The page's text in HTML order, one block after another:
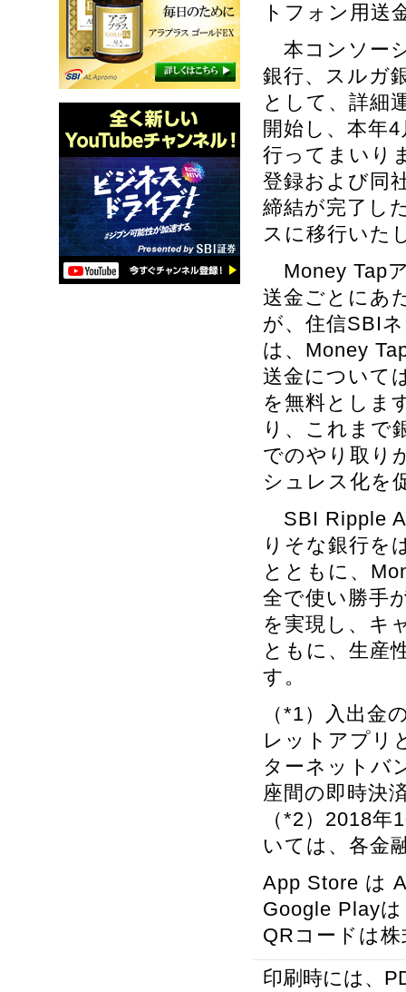
トフォン用送
本コンソー
銀行、スルガ
として、詳細
開始し、本年
行ってまいり
登録および同
締結が完了し
スに移行いた
Money Tap
送金ごとにあ
が、住信SBI
は、Money
送金について
を無料としま
り、これまで
でのやり取り
シュレス化を
SBI Ripple
りそな銀行を
とともに、
全で使い勝手
を実現し、キ
ともに、生産
す。
（*1）入出金
レットアプリ
ターネットバ
座間の即時決
（*2）2018
いては、各金
App Store は
Google Play
QRコードは
印刷時には、